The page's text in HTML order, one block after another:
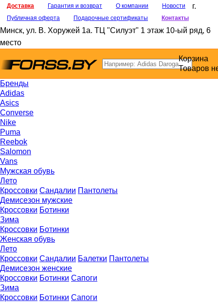
Доставка Гарантия и возврат О компании
Новости
Публичная оферта
Подарочные сертификаты Контакты
г.
Минск, ул. В. Хоружей 1а. ТЦ "Силуэт" 1 этаж 10-ый ряд, 6
место
Корзина
Товаров
Бренды
Adidas
Asics
Converse
Nike
Puma
Reebok
Salomon
Vans
Мужская обувь
Лето
Кроссовки Сандалии Пантолеты
Демисезон мужские
Кроссовки Ботинки
Зима
Кроссовки Ботинки
Женская обувь
Лето
Кроссовки Сандалии Балетки Пантолеты
Демисезон женские
Кроссовки Бoтинки Сапоги
Зима
Кроссовки Ботинки Сапоги